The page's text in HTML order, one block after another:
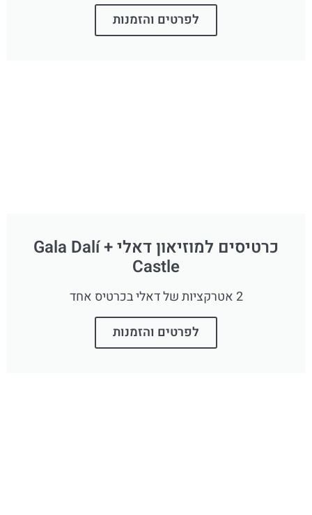
לפרטים והזמנות
כרטיסים למוזיאון דאלי + Gala Dalí
Castle
2 אטרקציות של דאלי בכרטיס אחד
לפרטים והזמנות